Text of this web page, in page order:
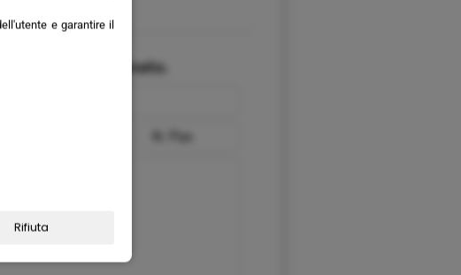
e garantire il
Rifiuta
sul tour selezionato.